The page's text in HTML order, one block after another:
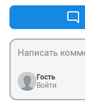
Гость
Войти